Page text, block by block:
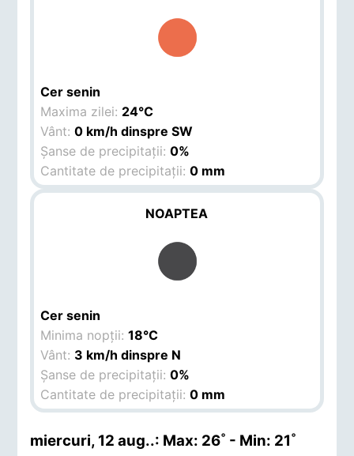
Cer senin
Maxima zilei: 24°C
Vânt:0 km/h dinspre SW
Șanse de precipitații:0%
Cantitate de precipitații:0 mm
NOAPTEA
Cer senin
Minima nopții:18°C
Vânt: 3 km/h dinspre N
Șanse de precipitații:0%
Cantitate de precipitații:0 mm
miercuri, 12 aug..: Max: 26˚ - Min: 21˚